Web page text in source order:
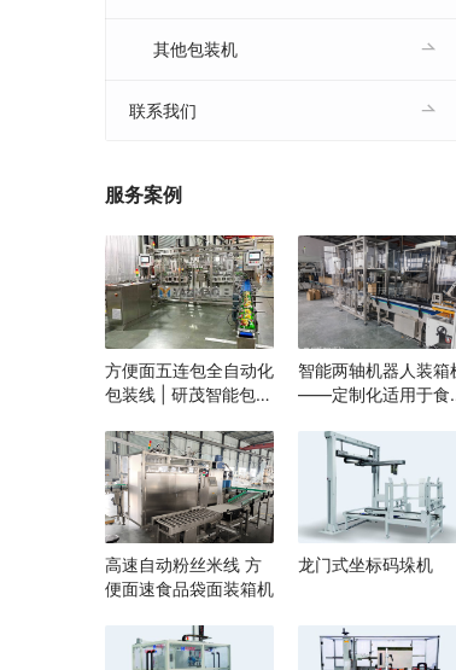
其他包装机
联系我们
服务案例
方便面五连包全自动化
包装线 | 研茂智能包装
智能两轴机器人装箱
——定制化适用于食
动化生产线厂家
高速自动粉丝米线 方
便面速食品袋面装箱机
龙门式坐标码垛机